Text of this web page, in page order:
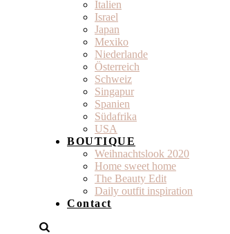
Italien
Israel
Japan
Mexiko
Niederlande
Österreich
Schweiz
Singapur
Spanien
Südafrika
USA
BOUTIQUE
Weihnachtslook 2020
Home sweet home
The Beauty Edit
Daily outfit inspiration
Contact